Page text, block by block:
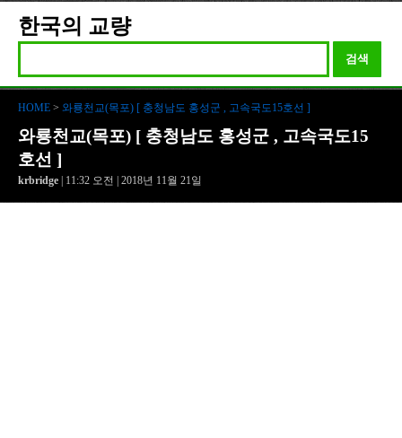
한국의 교량
검색
HOME > 와룡천교(목포) [ 충청남도 홍성군 , 고속국도15호선 ]
와룡천교(목포) [ 충청남도 홍성군 , 고속국도15
호선 ]
krbridge | 11:32 오전 | 2018년 11월 21일